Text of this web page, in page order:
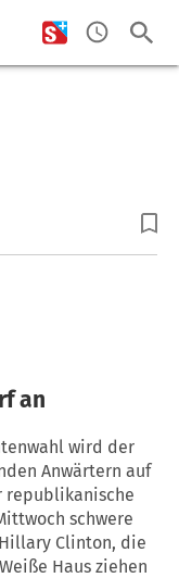
an
wird der
Anwärtern auf
republikanische
schwere
Clinton, die
Haus ziehen